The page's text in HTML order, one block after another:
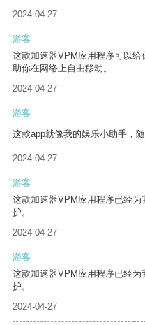
2024-04-27
游客
这款加速器VPM应用程序可以
助你在网络上自由移动。
2024-04-27
游客
这款app就像我的娱乐小助手，
2024-04-27
游客
这款加速器VPM应用程序已经
护。
2024-04-27
游客
这款加速器VPM应用程序已经
护。
2024-04-27